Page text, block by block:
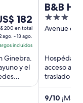
182
200 en total
ago. - 13 ago.
incluidos
Ginebra.
y el
B&B
3
out
Avenue de
Hospédate
acceso a
traslado
Nuestros
9/10